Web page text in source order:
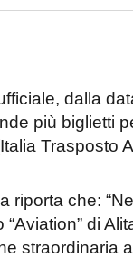
dalla
più biglietti
Trasposto
che:
di
straordinaria